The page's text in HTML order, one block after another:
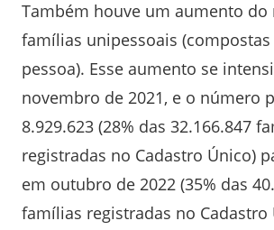
Também houve um aumento do
famílias unipessoais
pessoa). Esse aumento se
novembro de 2021, e o número
8.929.623 (28% das 32.166.847
registradas no Cadastro Único)
em outubro de 2022 (35% das
famílias registradas no Cadastro